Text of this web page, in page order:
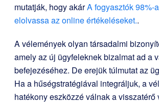
mutatják, hogy akárA fogyasztók 98%-
elolvassa az online értékeléseket..
A vélemények olyan társadalmi
amely az új ügyfeleknek bizalmat ad a
befejezéséhez. De erejük túlmutat az
Ha a hűségstratégiával integráljuk, a
hatékony eszközzé válnak a visszatérő